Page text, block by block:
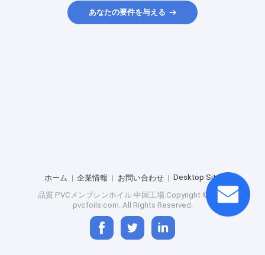
あなたの要件を与える
ホーム 企業情報 お問い合わせ Desktop Site
品質 PVCメンブレンホイル 中国工場.Copyright © 2026
pvcfoils.com. All Rights Reserved.